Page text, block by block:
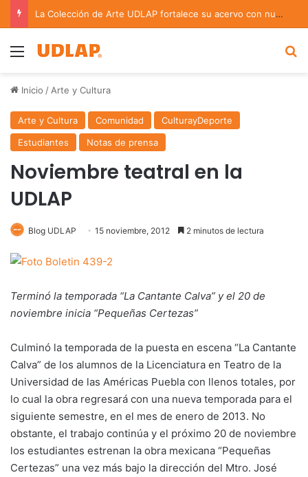
La Colección de Arte UDLAP fortalece su acervo con nuevas obras de artistas emergentes y consolidados
Menu
Inicio / Arte y Cultura
Arte y Cultura Comunidad
CulturayDeporte
Estudiantes
Notas de prensa
Noviembre teatral en la
UDLAP
Blog UDLAP 15 noviembre, 2012 2 minutos de lectura
Terminó la temporada “La Cantante Calva” y el 20 de
noviembre inicia “Pequeñas Certezas”
Culminó la temporada de la puesta en escena “La Cantante
Calva” de los alumnos de la Licenciatura en Teatro de la
Universidad de las Américas Puebla con llenos totales, por
lo cual la obra regresará con una nueva temporada para el
siguiente semestre, en el mes de enero de 2013. No
obstante, el trabajo continúa y el próximo 20 de noviembre
los estudiantes estrenan la obra mexicana “Pequeñas
Certezas” una vez más bajo la dirección del Mtro. José